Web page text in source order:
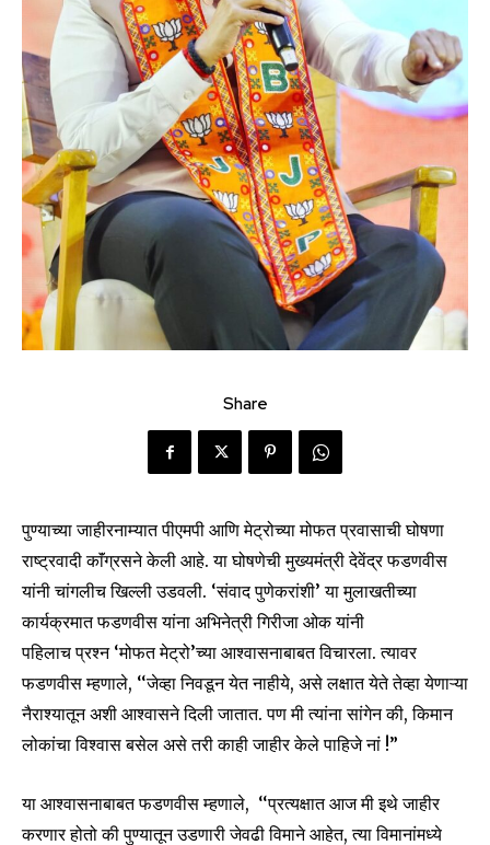
Share
पुण्याच्या जाहीरनाम्यात पीएमपी आणि मेट्रोच्या मोफत प्रवासाची घोषणा
राष्ट्रवादी काॅंग्रसने केली आहे. या घोषणेची मुख्यमंत्री देवेंद्र फडणवीस
यांनी चांगलीच खिल्ली उडवली. ‘संवाद पुणेकरांशी’ या मुलाखतीच्या
कार्यक्रमात फडणवीस यांना अभिनेत्री गिरीजा ओक यांनी
पहिलाच प्रश्न ‘मोफत मेट्रो’च्या आश्वासनाबाबत विचारला. त्यावर
फडणवीस म्हणाले, ‘‘जेव्हा निवडून येत नाहीये, असे लक्षात येते तेव्हा येणाऱ्या
नैराश्यातून अशी आश्वासने दिली जातात. पण मी त्यांना सांगेन की, किमान
लोकांचा विश्वास बसेल असे तरी काही जाहीर केले पाहिजे नां !”
या आश्वासनाबाबत फडणवीस म्हणाले, ‘‘प्रत्यक्षात आज मी इथे जाहीर
करणार होतो की पुण्यातून उडणारी जेवढी विमाने आहेत, त्या विमानांमध्ये